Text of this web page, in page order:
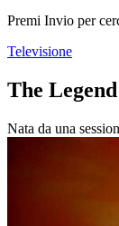
Premi Invio per
Televisione
The
Nata da una